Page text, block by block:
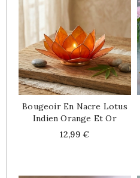
Bougeoir En Nacre Lotus
Indien Orange Et Or
Price
12,99 €